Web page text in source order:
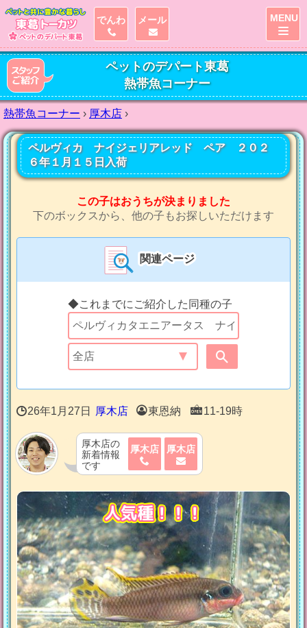
ペットのデパート東葛
熱帯魚コーナー
熱帯魚コーナー › 厚木店 ›
ペルヴィカ ナイジェリアレッド ペア ２０２
６年１月１５日入荷
この子はおうちが決まりました
下のボックスから、他の子もお探しいただけます
関連ページ
◆これまでにご紹介した同種の子
26年1月27日 厚木店 東恩納 11-19時
厚木店の
新着情報
です
厚木店 厚木店
人気種！！！
でんわ メール MENU